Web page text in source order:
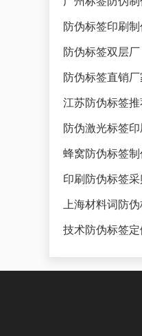
防伪标签印刷
防伪标签双层
防伪标签直销
江苏防伪标签
防伪激光标签
蜂窝防伪标签
印刷防伪标签
上海材料词防
技术防伪标签